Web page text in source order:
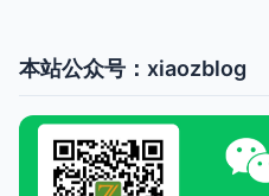
本站公众号：xiaozblog